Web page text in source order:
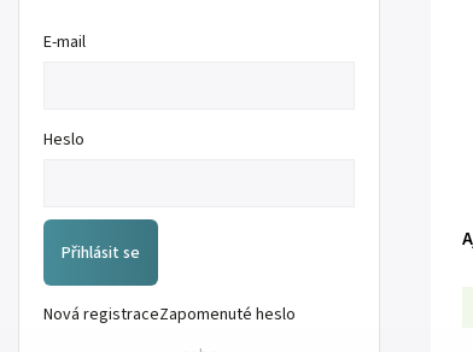
E-mail
Heslo
Přihlásit se
Nová registraceZapomenuté heslo